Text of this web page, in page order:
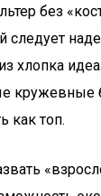
без
следует
хлопка
кружевные
как топ.